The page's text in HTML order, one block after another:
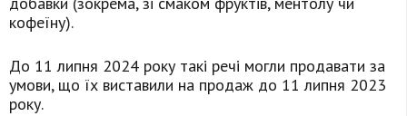
кофеїну).
До 11 липня 2024 року такі речі могли продавати за
умови, що їх виставили на продаж до 11 липня 2023
року.